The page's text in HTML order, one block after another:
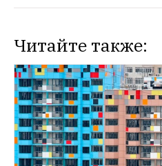
Читайте также: